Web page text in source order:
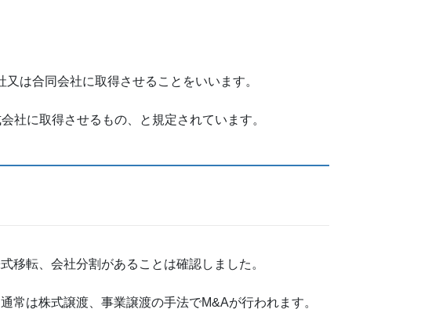
は合同会社に取得させることをいいます。
社に取得させるもの、と規定されています。
移転、会社分割があることは確認しました。
常は株式譲渡、事業譲渡の手法でM&Aが行われます。